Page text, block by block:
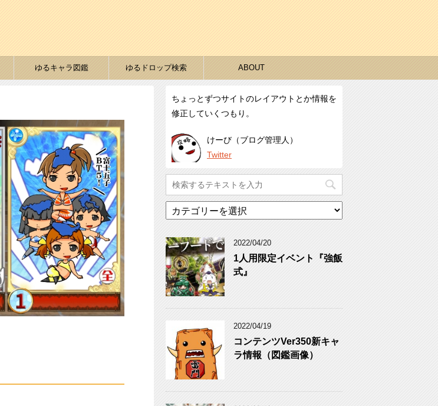
ゆるキャラ図鑑 ゆるドロップ検索 ABOUT
ちょっとずつサイトのレイアウトとか情報を
修正していくつもり。
けーび（ブログ管理人）
Twitter
テ
リ
ー
2022/04/20
1人用限定イベント『強飯
式』
2022/04/19
コンテンツVer350新キャ
ラ情報（図鑑画像）